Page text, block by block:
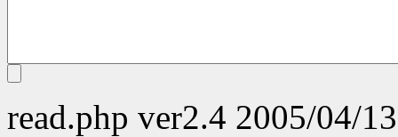
read.php ver2.4 2005/04/13